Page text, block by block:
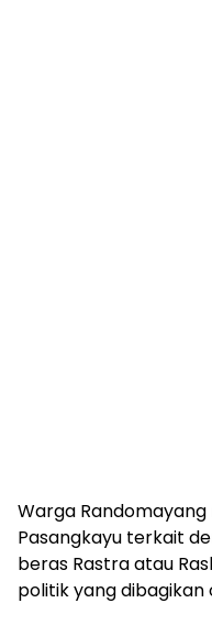
Warga
Pasangkayu terkait
beras Rastra atau
politik yang dibagikan